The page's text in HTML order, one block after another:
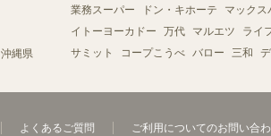
沖縄県
業務スーパー ドン・キホーテ マックス
イトーヨーカドー
万代 マルエツ ライ
サミット
コープこうべ バロー 三和
よくあるご質問 ご利用についてのお問い合